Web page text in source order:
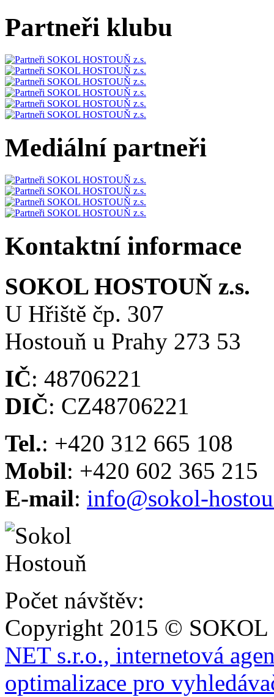
Partneři klubu
Mediální partneři
Kontaktní informace
SOKOL HOSTOUŇ z.s.
U Hřiště čp. 307
Hostouň u Prahy 273 53
IČ: 48706221
DIČ: CZ48706221
Tel.: +420 312 665 108
Mobil: +420 602 365 215
E-mail: info@sokol-
Počet návštěv:
Copyright 2015 ©
NET s.r.o., internetová
optimalizace pro